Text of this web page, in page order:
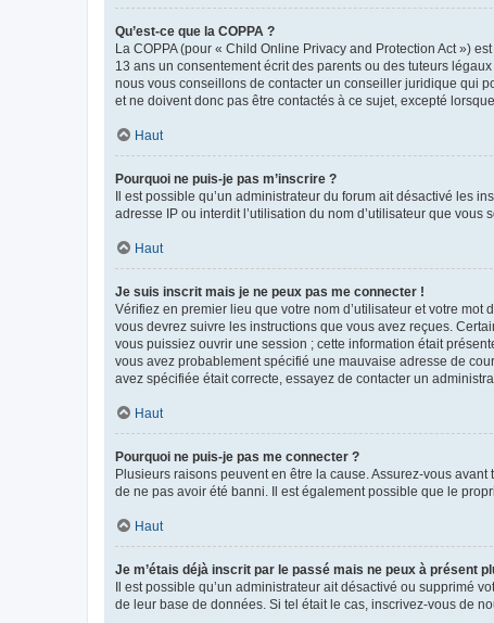
Qu’est-ce que la COPPA ?
La COPPA (pour « Child Online Privacy and Protection Act »)
13 ans un consentement écrit des parents ou des tuteurs
nous vous conseillons de contacter un conseiller juridique qui
et ne doivent donc pas être contactés à ce sujet, excepté
Haut
Pourquoi ne puis-je pas m’inscrire ?
Il est possible qu’un administrateur du forum ait désactivé les
adresse IP ou interdit l’utilisation du nom d’utilisateur que
Haut
Je suis inscrit mais je ne peux pas me connecter !
Vérifiez en premier lieu que votre nom d’utilisateur et votre mot
vous devrez suivre les instructions que vous avez reçues.
vous puissiez ouvrir une session ; cette information était
vous avez probablement spécifié une mauvaise adresse de
avez spécifiée était correcte, essayez de contacter un
Haut
Pourquoi ne puis-je pas me connecter ?
Plusieurs raisons peuvent en être la cause. Assurez-vous
de ne pas avoir été banni. Il est également possible que le
Haut
Je m’étais déjà inscrit par le passé mais ne peux à présent
Il est possible qu’un administrateur ait désactivé ou supprimé
de leur base de données. Si tel était le cas, inscrivez-vous de